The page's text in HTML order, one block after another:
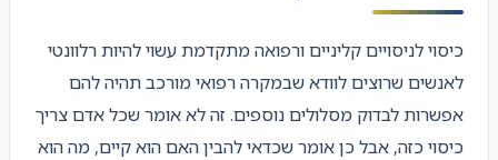
כיסוי לניסויים קליניים ורפואה מתקדמת עשוי להיות רלוונטי
לאנשים שרוצים לוודא שבמקרה רפואי מורכב תהיה להם
אפשרות לבדוק מסלולים נוספים. זה לא אומר שכל אדם צריך
כיסוי כזה, אבל כן אומר שכדאי להבין האם הוא קיים, מה הוא